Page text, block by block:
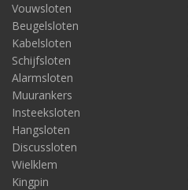
Vouwsloten
Beugelsloten
Kabelsloten
Schijfsloten
Alarmsloten
Muurankers
Insteeksloten
Hangsloten
Discussloten
Wielklem
Kingpin